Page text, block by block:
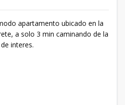
apartamento ubicado en la
a solo 3 min caminando de la
interes.